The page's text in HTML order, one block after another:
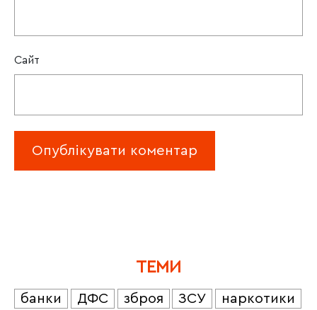
Сайт
ТЕМИ
банки ДФС зброя ЗСУ
наркотики